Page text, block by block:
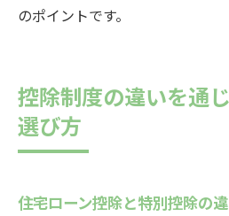
のポイントです。
控除制度の違いを通
選び方
住宅ローン控除と特別控除の